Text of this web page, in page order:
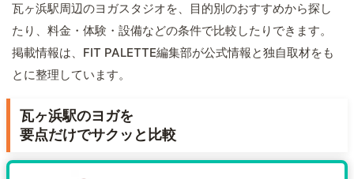
瓦ヶ浜駅周辺のヨガスタジオを、目的別のおすすめから探し
たり、料金・体験・設備などの条件で比較したりできます。
掲載情報は、FIT PALETTE編集部が公式情報と独自取材をも
とに整理しています。
瓦ヶ浜駅のヨガを
要点だけでサクッと比較